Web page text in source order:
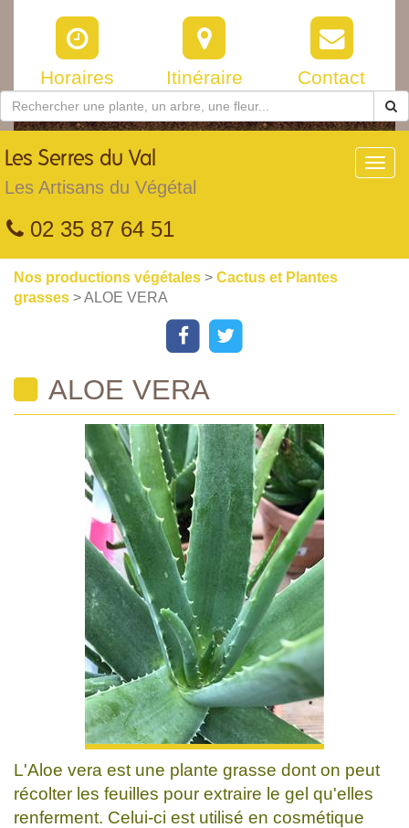
Horaires Itinéraire Contact
Les Serres du Val
Les Artisans du Végétal
02 35 87 64 51
Nos productions végétales > Cactus et Plantes
grasses > ALOE VERA
ALOE VERA
L'Aloe vera est une plante grasse dont on peut
récolter les feuilles pour extraire le gel qu'elles
renferment. Celui-ci est utilisé en cosmétique